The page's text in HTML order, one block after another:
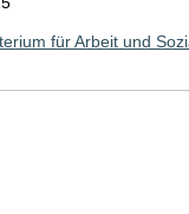
für Arbeit und